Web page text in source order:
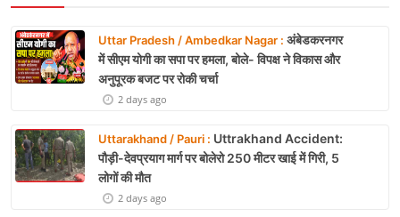
Uttar Pradesh / Ambedkar Nagar : अंबेडकरनगर
में सीएम योगी का सपा पर हमला, बोले- विपक्ष ने विकास और
अनुपूरक बजट पर रोकी चर्चा
2 days ago
Uttarakhand / Pauri : Uttrakhand Accident:
पौड़ी-देवप्रयाग मार्ग पर बोलेरो 250 मीटर खाई में गिरी, 5
लोगों की मौत
2 days ago